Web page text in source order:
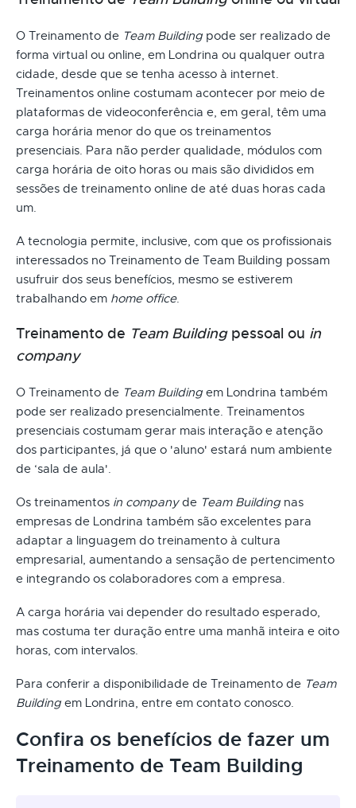
O Treinamento de Team Building pode ser realizado de
forma virtual ou online, em Londrina ou qualquer outra
cidade, desde que se tenha acesso à internet.
Treinamentos online costumam acontecer por meio de
plataformas de videoconferência e, em geral, têm uma
carga horária menor do que os treinamentos
presenciais. Para não perder qualidade, módulos com
carga horária de oito horas ou mais são divididos em
sessões de treinamento online de até duas horas cada
um.
A tecnologia permite, inclusive, com que os profissionais
interessados no Treinamento de Team Building possam
usufruir dos seus benefícios, mesmo se estiverem
trabalhando em home office.
Treinamento de Team Buildingpessoal ou in
company
O Treinamento de Team Building em Londrina também
pode ser realizado presencialmente. Treinamentos
presenciais costumam gerar mais interação e atenção
dos participantes, já que o 'aluno' estará num ambiente
de ‘sala de aula'.
Os treinamentos in companyde Team Building nas
empresas de Londrina também são excelentes para
adaptar a linguagem do treinamento à cultura
empresarial, aumentando a sensação de pertencimento
e integrando os colaboradores com a empresa.
A carga horária vai depender do resultado esperado,
mas costuma ter duração entre uma manhã inteira e oito
horas, com intervalos.
Para conferir a disponibilidade de Treinamento de Team
Building em Londrina, entre em contato conosco.
Confira os benefícios de fazer um
Treinamento de Team Building